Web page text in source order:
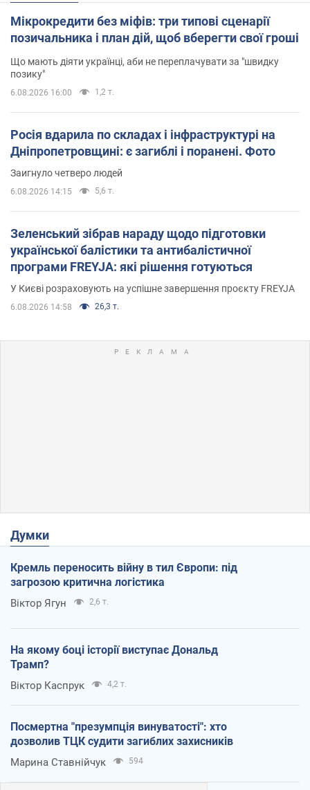
Мікрокредити без міфів: три типові сценарії
позичальника і план дій, щоб вберегти свої гроші
Що мають діяти українці, аби не переплачувати за "швидку
позику"
6.08.2026 16:00 1,2 т.
Росія вдарила по складах і інфраструктурі на
Дніпропетровщині: є загиблі і поранені. Фото
Заигнуло четверо людей
6.08.2026 14:15 5,6 т.
Зеленський зібрав нараду щодо підготовки
української балістики та антибалістичної
програми FREYJA: які рішення готуються
У Києві розраховують на успішне завершення проєкту FREYJA
6.08.2026 14:58 26,3 т.
Думки
Кремль переносить війну в тил Європи: під
загрозою критична логістика
Віктор Ягун 2,6 т.
На якому боці історії виступає Дональд
Трамп?
Віктор Каспрук 4,2 т.
Посмертна "презумпція винуватості": хто
дозволив ТЦК судити загиблих захисників
Марина Ставнійчук 594